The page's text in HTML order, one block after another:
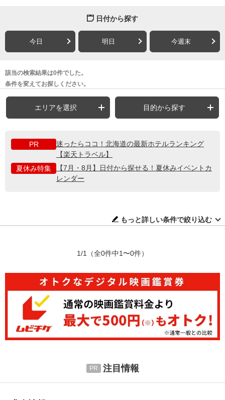
日付から探す
今日 明日 今週末
該当の検索結果は0件でした。
条件を変えてお探しください。
エリアを選択 目的から探す
PR
迷ったらココ！北海道の最新ホテルランキング
【楽天トラベル】
夏休み特集
【7月・8月】日付から探せる！夏休みイベントカ
レンダー
もっと詳しい条件で絞り込む
1/1 （全0件中1〜0件）
注目情報